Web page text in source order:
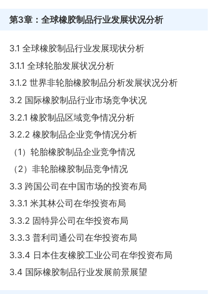
第3章 ：全球橡胶制品行业发展状况分析
3.1 全球橡胶制品行业发展现状分析
3.1.1 全球轮胎发展状况分析
3.1.2 世界非轮胎橡胶制品分析发展状况分析
3.2 国际橡胶制品行业市场竞争状况
3.2.1 橡胶制品区域竞争情况分析
3.2.2 橡胶制品企业竞争情况分析
（1）轮胎橡胶制品企业竞争情况
（2）非轮胎橡胶制品竞争情况
3.3 跨国公司在中国市场的投资布局
3.3.1 米其林公司在华投资布局
3.3.2 固特异公司在华投资布局
3.3.3 普利司通公司在华投资布局
3.3.4 日本住友橡胶工业公司在华投资布局
3.4 国际橡胶制品行业发展前景展望